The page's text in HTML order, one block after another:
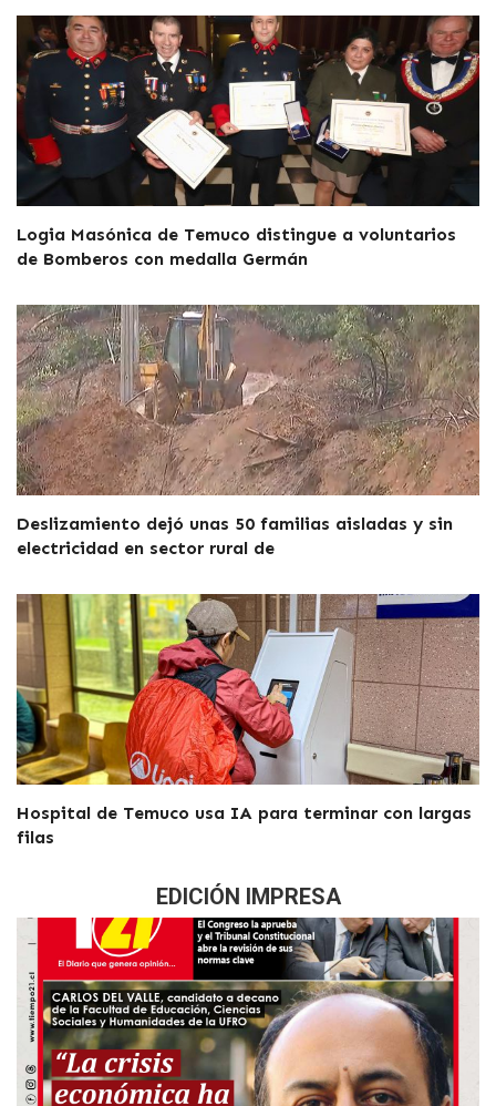
Logia Masónica de Temuco distingue a voluntarios
de Bomberos con medalla Germán
Deslizamiento dejó unas 50 familias aisladas y sin
electricidad en sector rural de
Hospital de Temuco usa IA para terminar con largas
filas
EDICIÓN IMPRESA